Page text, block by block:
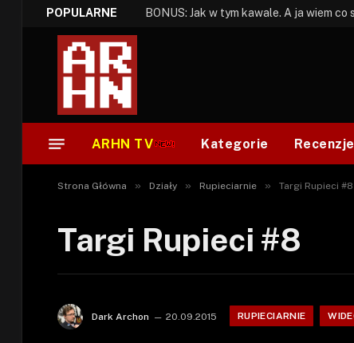
POPULARNE
ARHN TV Kategorie Recenzje
Strona Główna » Działy » Rupieciarnie » Targi Rupieci #8
Targi Rupieci #8
Dark Archon 20.09.2015 RUPIECIARNIE